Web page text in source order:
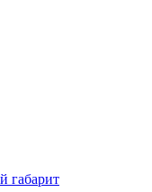
габарит